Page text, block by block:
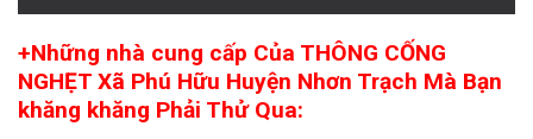
+Những nhà cung cấp Của THÔNG CỐNG
NGHẸT Xã Phú Hữu Huyện Nhơn Trạch Mà Bạn
khăng khăng Phải Thử Qua: